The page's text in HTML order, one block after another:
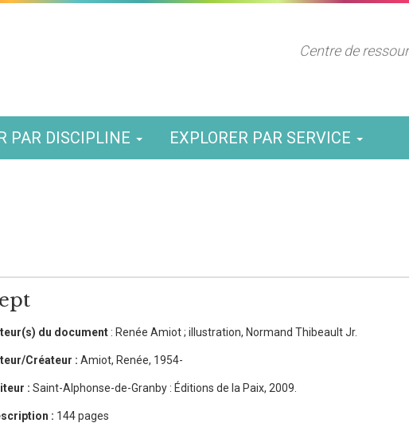
Centre de
PAR DISCIPLINE EXPLORER PAR SERVICE
du document: Renée Amiot ; illustration, Normand Thibeault Jr.
Créateur : Amiot, Renée, 1954-
: Saint-Alphonse-de-Granby : Éditions de la Paix, 2009.
: 144 pages